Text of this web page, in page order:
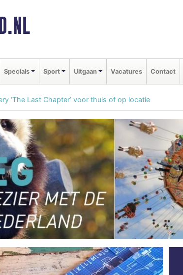
Specials Sport Uitgaan Vacatures Contact
‘The Last Chapter’ voor thuis of op locatie